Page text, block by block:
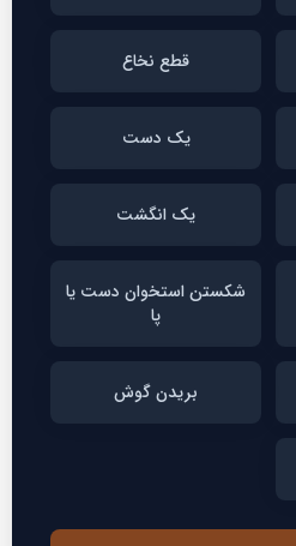
قطع نخاع
یک دست
یک انگشت
شکستن استخوان دست یا
پا
بریدن گوش